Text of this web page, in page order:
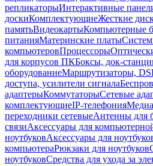
репликаторыИнтерактивные
доскиКомплектующиеЖесткие
памятьВидеокартыКомпьютерные
питанияМатеринские платы
компьютеровПроцессоры
для корпусов ПКБоксы, док-
оборудованиеМаршрутизаторы,
доступа, усилители сигнала
адаптерыКоммутаторыСетевые
комплектующиеIP-телефония
переходники сетевыеАнтенны для
связиАксессуары для
ноутбуковАксессуары для
компьютераРюкзаки для ноутбуков
ноутбуковСредства для ухода за